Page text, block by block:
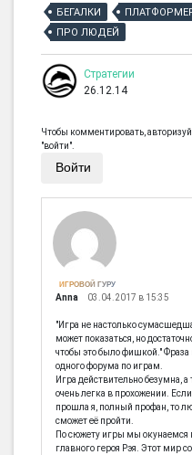
БЕГАЛКИ
ПРО ЛЮДЕЙ
Стратегии
26.12.14
Чтобы комментировать,
"войти".
Войти
ИГРОВОЙ ГУРУ
Anna 03.04.2017 в 15:35
"Игра не настолько
может показаться, но
чтобы это было фишкой." Фраза
одного форума по играм.
Игра действительно безумна, а
очень легка в прохожении.
прошла я, полный профан, то
сможет её пройти.
По сюжету игры мы окунаемся
главного героя Рэя. Этот мир